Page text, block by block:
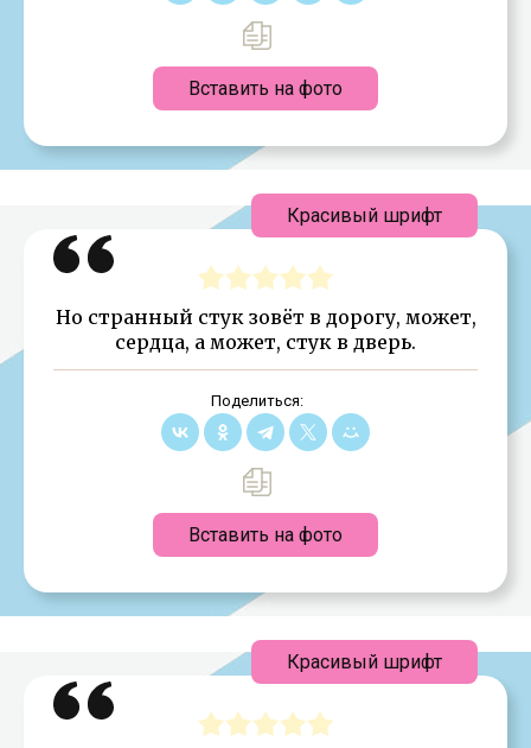
Вставить на фото
Но странный стук зовёт в дорогу, может,
сердца, а может, стук в дверь.
Поделиться:
Вставить на фото
Красивый шрифт
Красивый шрифт